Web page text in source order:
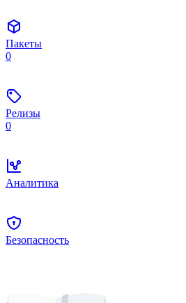
Пакеты
0
Релизы
0
Аналитика
Безопасность